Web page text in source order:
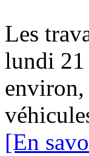
Les
lundi 21
environ,
[En